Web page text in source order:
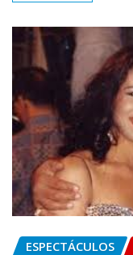
ESPECTÁCULOS